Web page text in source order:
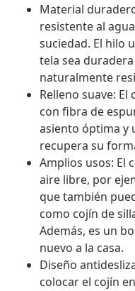
Material
resistente al
suciedad. El hilo
tela sea
naturalmente
Relleno suave:
con fibra de
asiento óptima y
recupera su
Amplios usos: El
aire libre, por
que también
como cojín de
Además, es un
nuevo a la casa.
Diseño
colocar el cojín